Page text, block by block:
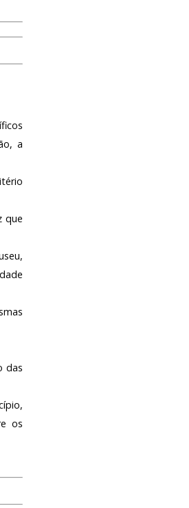
a
que
das
os